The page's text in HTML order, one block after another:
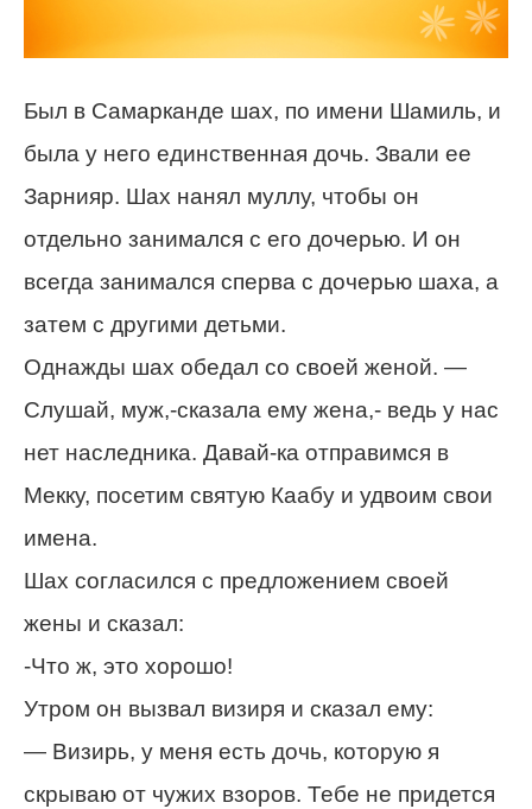
Был в Самарканде шах, по имени Шамиль, и
была у него единственная дочь. Звали ее
Зарнияр. Шах нанял муллу, чтобы он
отдельно занимался с его дочерью. И он
всегда занимался сперва с дочерью шаха, а
затем с другими детьми.
Однажды шах обедал со своей женой. —
Слушай, муж,-сказала ему жена,- ведь у нас
нет наследника. Давай-ка отправимся в
Мекку, посетим святую Каабу и удвоим свои
имена.
Шах согласился с предложением своей
жены и сказал:
-Что ж, это хорошо!
Утром он вызвал визиря и сказал ему:
— Визирь, у меня есть дочь, которую я
скрываю от чужих взоров. Тебе не придется